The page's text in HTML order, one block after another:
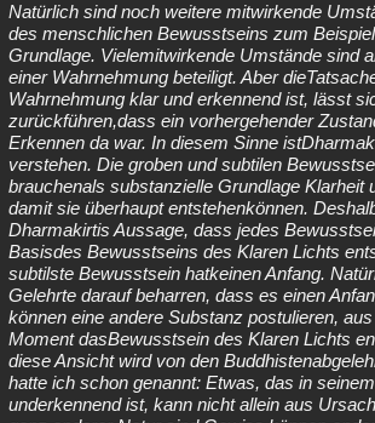
Natürlich sind noch weitere mitwirkende
des menschlichen Bewusstseins zum
Grundlage. Vielemitwirkende Umstände sind
einer Wahrnehmung beteiligt. Aber
Wahrnehmung klar und erkennend ist, lässt
zurückführen,dass ein vorhergehender
Erkennen da war. In diesem Sinne
verstehen. Die groben und subtilen
brauchenals substanzielle Grundlage Klarheit
damit sie überhaupt entstehenkönnen.
Dharmakirtis Aussage, dass jedes
Basisdes Bewusstseins des Klaren Lichts
subtilste Bewusstsein hatkeinen Anfang.
Gelehrte darauf beharren, dass es einen
können eine andere Substanz postulieren,
Moment dasBewusstsein des Klaren Lichts
diese Ansicht wird von den
hatte ich schon genannt: Etwas, das in
underkennend ist, kann nicht allein aus